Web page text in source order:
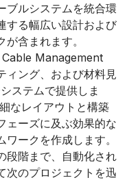
ブルシステムを統合環
する幅広い設計および
が含まれます。
Management
ィング、および材料見
ステムで提供しま
なレイアウトと構築
ェーズに及ぶ効果的な
ークを作成します。
段階まで、自動化され
次のプロジェクトを迅